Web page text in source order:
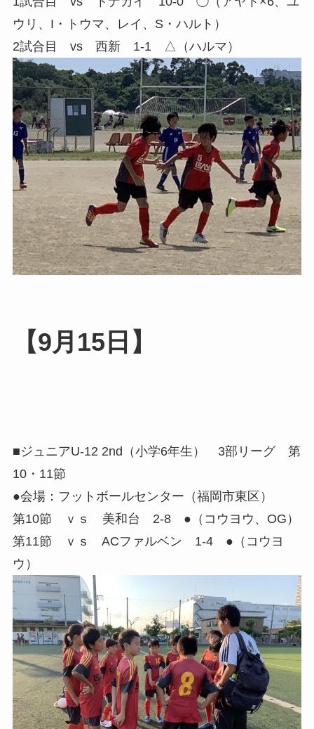
ウリ、I・トウマ、レイ、S・ハルト）
2試合目 vs 西新 1-1 △（ハルマ）
【9月15日】
■ジュニアU-12 2nd（小学6年生） 3部リーグ 第
10・11節
●会場：フットボールセンター（福岡市東区）
第10節 ｖｓ 美和台 2-8 ●（コウヨウ、OG）
第11節 ｖｓ ACファルベン 1-4 ●（コウヨ
ウ）